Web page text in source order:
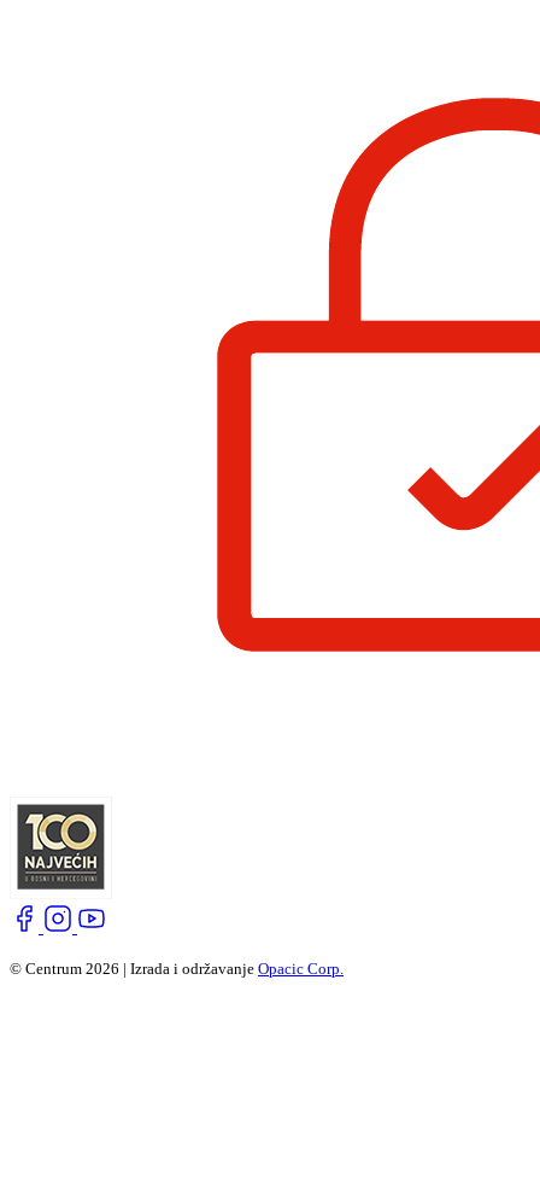
© Centrum 2026 | Izrada i održavanje Opacic Corp.